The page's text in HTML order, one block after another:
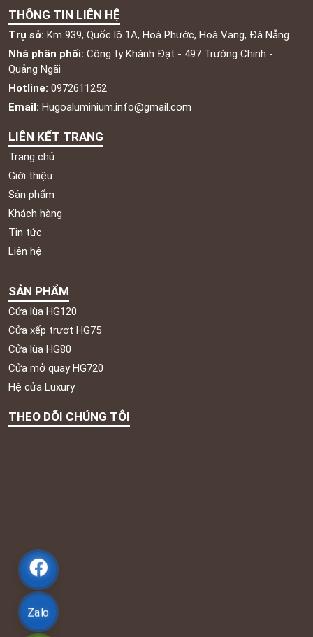
THEO DÕI CHÚNG TÔI
SẢN PHẨM
Cửa lùa HG120
Cửa xếp trượt HG75
Cửa lùa HG80
Cửa mở quay HG720
Hệ cửa Luxury
LIÊN KẾT TRANG
Trang chủ
Giới thiệu
Sản phẩm
Khách hàng
Tin tức
Liên hệ
THÔNG TIN LIÊN HỆ
Trụ sở: Km 939, Quốc lộ 1A, Hoà Phước, Hoà Vang, Đà Nẵng
Nhà phân phối: Công ty Khánh Đạt - 497 Trường Chinh -
Quảng Ngãi
Hotline: 0972611252
Email: Hugoaluminium.info@gmail.com
Zalo